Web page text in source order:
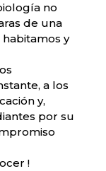
no
de una
y
a los
y,
por su
!